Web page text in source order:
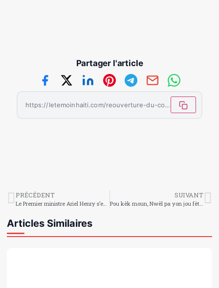
Partager l'article
https://letemoinhaiti.com/reouverture-du-consulat-colombien-a-port-au-prince-un-nouveau-chapitre-dans-les-relations-haiti-colombie/
PRÉCÉDENT SUIVANT
Pou kèk moun, Nwèl pa yon jou fèt enpòtan. Jou sila, yo viv li tankou se te nenpòt lòt jou nan ane a. Fòk ou respekte sa !
Articles Similaires